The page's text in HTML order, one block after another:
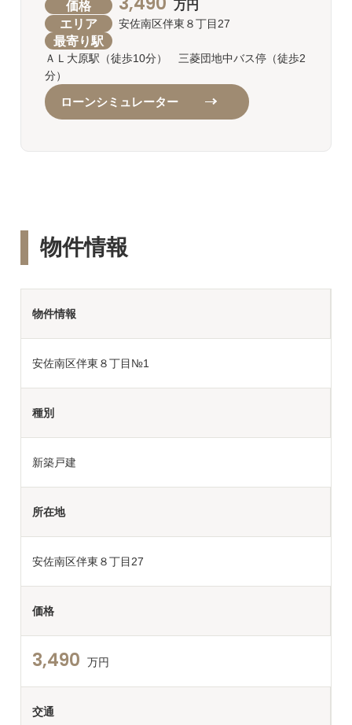
価格 万円
エリア 安佐南区伴東８丁目27
最寄り駅
ＡＬ大原駅（徒歩10分） 三菱団地中バス停（徒歩2
分）
ローンシミュレーター
物件情報
物件情報
安佐南区伴東８丁目№1
種別
新築戸建
所在地
安佐南区伴東８丁目27
価格
3,490 万円
交通